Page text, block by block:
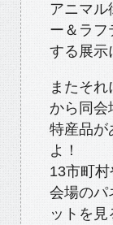
アニマ
ー＆ラフ
する展示
またそ
から同会
特産品が
よ！
13市町村
会場のパ
ットを